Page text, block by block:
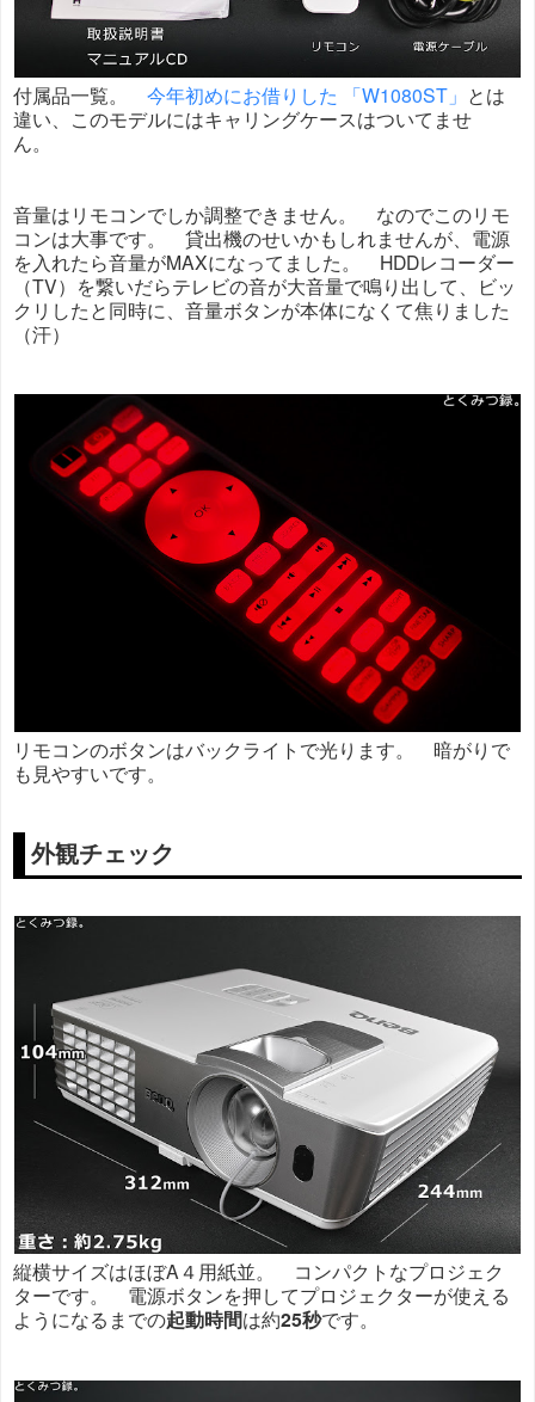
付属品一覧。 今年初めにお借りした 「W1080ST」 とは
違い、このモデルにはキャリングケースはついてませ
ん。
音量はリモコンでしか調整できません。 なのでこのリモ
コンは大事です。 貸出機のせいかもしれませんが、電源
を入れたら音量がMAXになってました。 HDDレコーダー
（TV）を繋いだらテレビの音が大音量で鳴り出して、ビッ
クリしたと同時に、音量ボタンが本体になくて焦りました
（汗）
リモコンのボタンはバックライトで光ります。 暗がりで
も見やすいです。
外観チェック
縦横サイズはほぼA４用紙並。 コンパクトなプロジェク
ターです。 電源ボタンを押してプロジェクターが使える
ようになるまでの起動時間は約25秒です。